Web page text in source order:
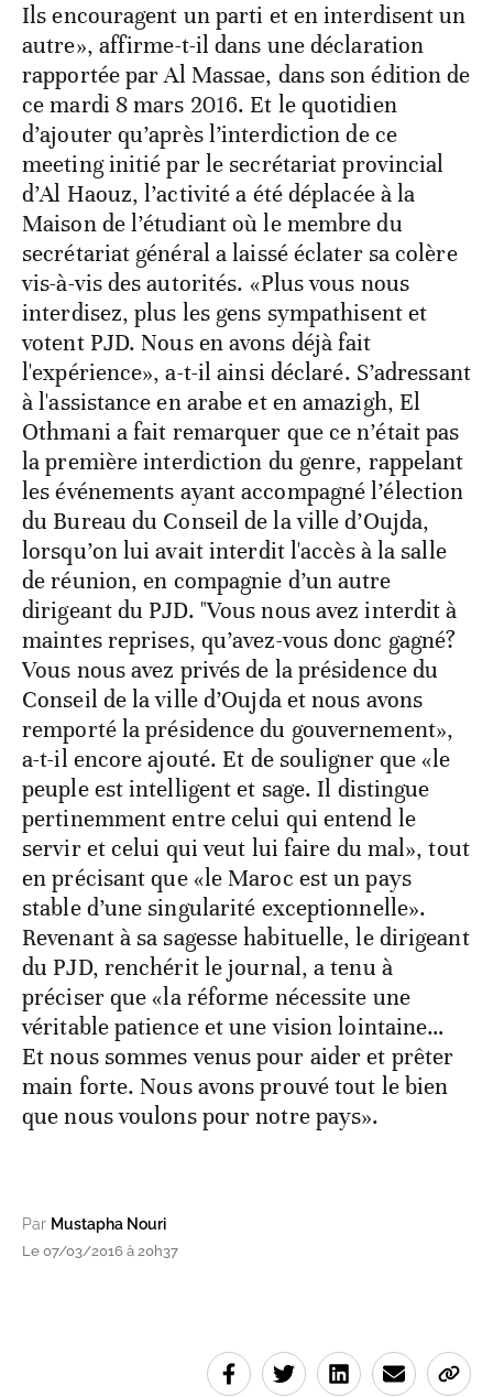
Ils encouragent un parti et en interdisent un
autre», affirme-t-il dans une déclaration
rapportée par Al Massae, dans son édition de
ce mardi 8 mars 2016. Et le quotidien
d’ajouter qu’après l’interdiction de ce
meeting initié par le secrétariat provincial
d’Al Haouz, l’activité a été déplacée à la
Maison de l’étudiant où le membre du
secrétariat général a laissé éclater sa colère
vis-à-vis des autorités. «Plus vous nous
interdisez, plus les gens sympathisent et
votent PJD. Nous en avons déjà fait
l'expérience», a-t-il ainsi déclaré. S’adressant
à l'assistance en arabe et en amazigh, El
Othmani a fait remarquer que ce n’était pas
la première interdiction du genre, rappelant
les événements ayant accompagné l’élection
du Bureau du Conseil de la ville d’Oujda,
lorsqu’on lui avait interdit l'accès à la salle
de réunion, en compagnie d’un autre
dirigeant du PJD. "Vous nous avez interdit à
maintes reprises, qu’avez-vous donc gagné?
Vous nous avez privés de la présidence du
Conseil de la ville d’Oujda et nous avons
remporté la présidence du gouvernement»,
a-t-il encore ajouté. Et de souligner que «le
peuple est intelligent et sage. Il distingue
pertinemment entre celui qui entend le
servir et celui qui veut lui faire du mal», tout
en précisant que «le Maroc est un pays
stable d’une singularité exceptionnelle».
Revenant à sa sagesse habituelle, le dirigeant
du PJD, renchérit le journal, a tenu à
préciser que «la réforme nécessite une
véritable patience et une vision lointaine…
Et nous sommes venus pour aider et prêter
main forte. Nous avons prouvé tout le bien
que nous voulons pour notre pays».
Par Mustapha Nouri
Le 07/03/2016 à 20h37